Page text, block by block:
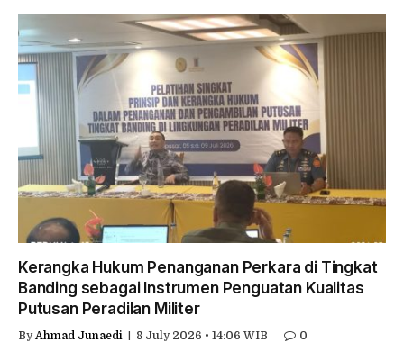
Kerangka Hukum Penanganan Perkara di Tingkat
Banding sebagai Instrumen Penguatan Kualitas
Putusan Peradilan Militer
By Ahmad Junaedi 8 July 2026 • 14:06 WIB 0